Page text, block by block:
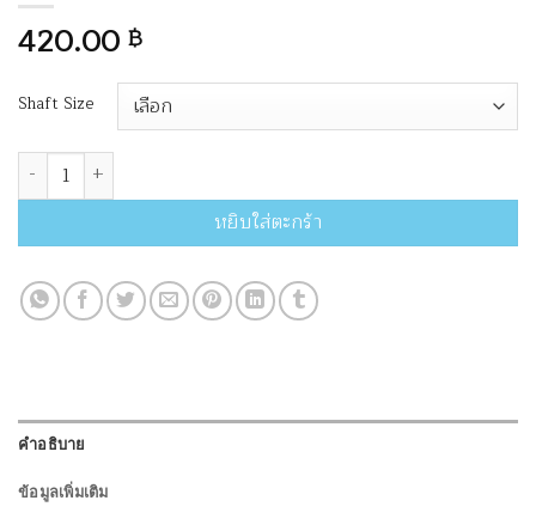
420.00 ฿
Shaft Size
จำนวน Victory 3DHV Arrow Shaft ชิ้น
หยิบใส่ตะกร้า
คำอธิบาย
ข้อมูลเพิ่มเติม